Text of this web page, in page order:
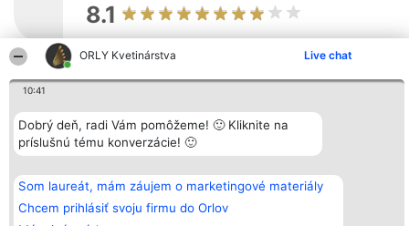
ORLY Kvetinárstva Live chat
10:41
Dobrý deň, radi Vám pomôžeme! 🙂 Kliknite na
príslušnú tému konverzácie! 🙂
Som laureát, mám záujem o marketingové materiály
Chcem prihlásiť svoju firmu do Orlov
8.1
Organizátor hodnotenia
Bright Side Solutions sp. z o.
ul. Ruska 22
Wrocław 50-079
KRS 0000749100 | Regon
381313360 | NIP 8943132676
+48 508 492 400
Hodnotenie
wszystkich
Laureatów
Podmienky
Obchodné
podmienky
Zásady
osobných
Kontakt